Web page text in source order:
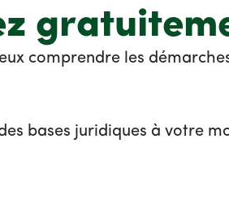
comprendre les
bases juridiques à votre